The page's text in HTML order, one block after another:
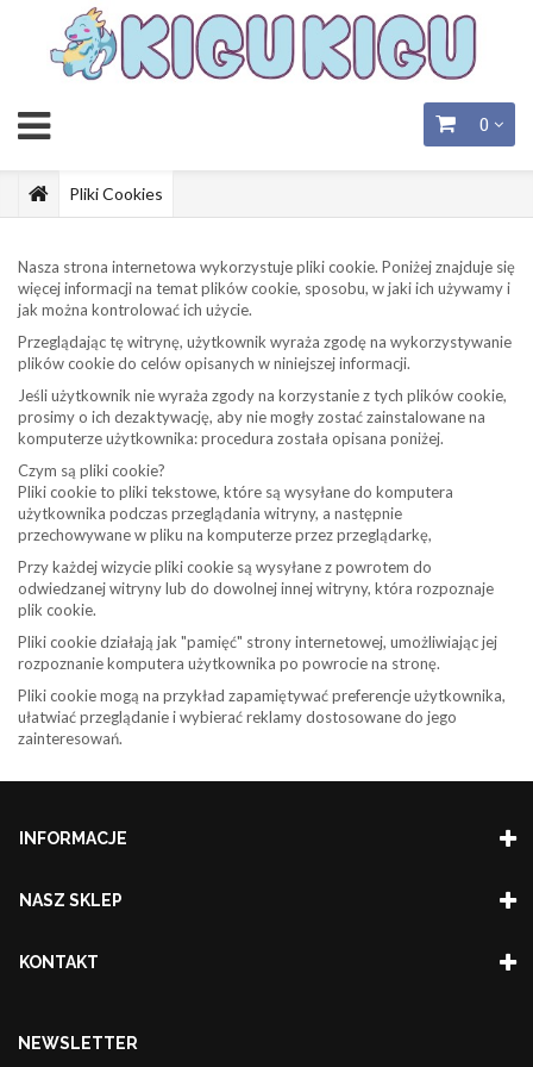
0
Pliki Cookies
Nasza strona internetowa wykorzystuje pliki cookie. Poniżej znajduje się
więcej informacji na temat plików cookie, sposobu, w jaki ich używamy i
jak można kontrolować ich użycie.
Przeglądając tę witrynę, użytkownik wyraża zgodę na wykorzystywanie
plików cookie do celów opisanych w niniejszej informacji.
Jeśli użytkownik nie wyraża zgody na korzystanie z tych plików cookie,
prosimy o ich dezaktywację, aby nie mogły zostać zainstalowane na
komputerze użytkownika: procedura została opisana poniżej.
Czym są pliki cookie?
Pliki cookie to pliki tekstowe, które są wysyłane do komputera
użytkownika podczas przeglądania witryny, a następnie
przechowywane w pliku na komputerze przez przeglądarkę,
Przy każdej wizycie pliki cookie są wysyłane z powrotem do
odwiedzanej witryny lub do dowolnej innej witryny, która rozpoznaje
plik cookie.
Pliki cookie działają jak "pamięć" strony internetowej, umożliwiając jej
rozpoznanie komputera użytkownika po powrocie na stronę.
Pliki cookie mogą na przykład zapamiętywać preferencje użytkownika,
ułatwiać przeglądanie i wybierać reklamy dostosowane do jego
zainteresowań.
INFORMACJE
NASZ SKLEP
KONTAKT
NEWSLETTER